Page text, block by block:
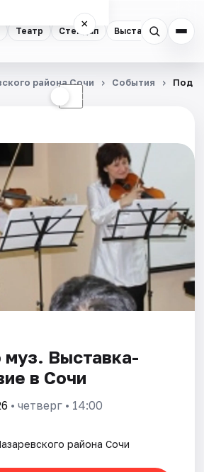
Театр Стендап Выставки
×
☾
района Сочи События Под
муз. Выставка-
в Сочи
• четверг • 14:00
района Сочи